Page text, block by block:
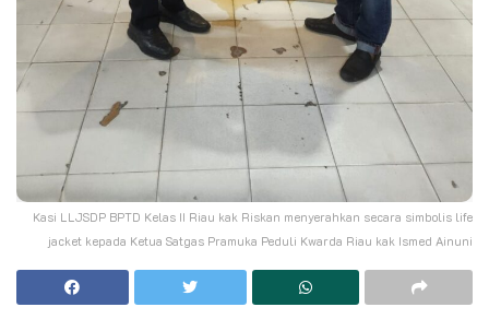
Kasi LLJSDP BPTD Kelas II Riau kak Riskan menyerahkan secara simbolis life
jacket kepada Ketua Satgas Pramuka Peduli Kwarda Riau kak Ismed Ainuni